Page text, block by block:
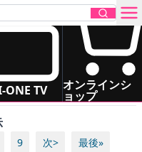
ONE TV オンラインシ
ョップ
せ
は
9 次> 最後»